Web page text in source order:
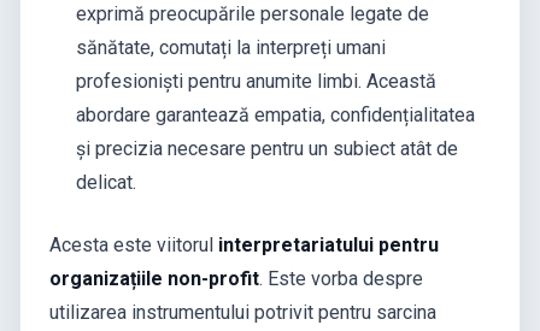
exprimă preocupările personale legate de
sănătate, comutați la interpreți umani
profesioniști pentru anumite limbi. Această
abordare garantează empatia, confidențialitatea
și precizia necesare pentru un subiect atât de
delicat.
Acesta este viitorul interpretariatului pentru
organizațiile non-profit. Este vorba despre
utilizarea instrumentului potrivit pentru sarcina